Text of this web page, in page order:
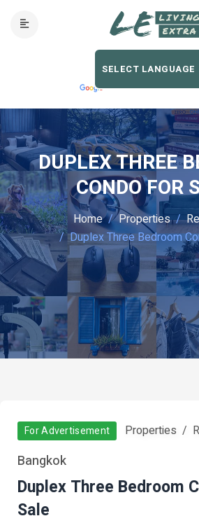
DUPLEX THREE
CONDO FOR
Home Properties
Duplex Three Bedroom
For Advertisement Properties
Bangkok
Duplex Three Bedroom
Sale